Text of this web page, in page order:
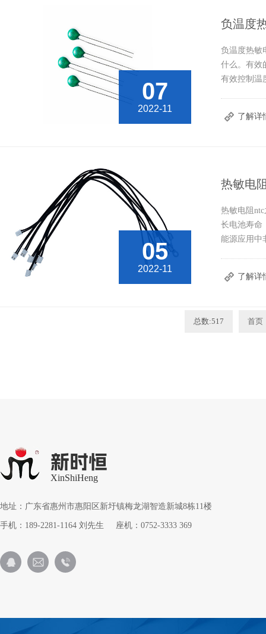
07
2022-11
负温度
负温度热敏
什么。有效
有效控制温
了解详
05
2022-11
热敏电
热敏电阻
长电池寿命
能源应用中
了解详
总数:517 首页
新时恒
XinShiHeng
地址：广东省惠州市惠阳区新圩镇梅龙湖智造新城8栋11楼
手机：189-2281-1164 刘先生 座机：0752-3333 369